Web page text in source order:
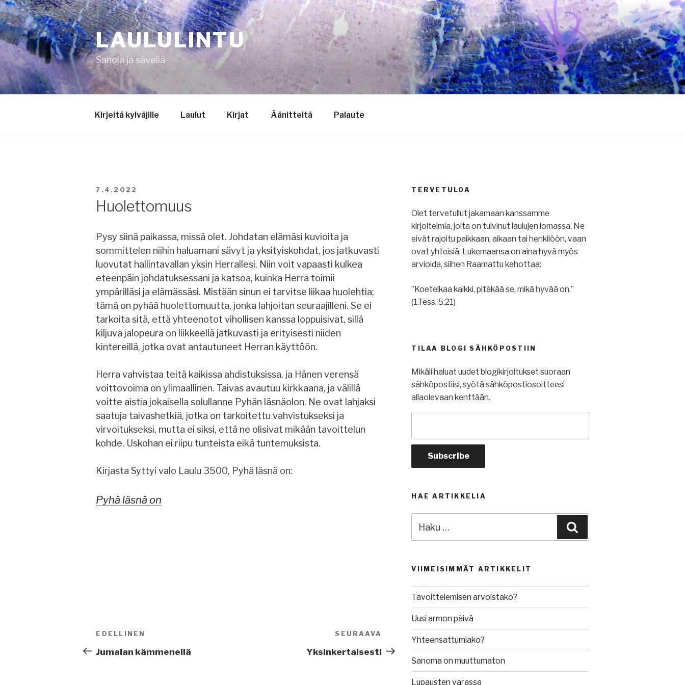
Siirry
sisältöön
LAULULINTU
Sanoja ja säveliä
Kirjeitä kylväjille Laulut Kirjat Äänitteitä Palaute
JULKAISTU
7.4.2022
Huolettomuus
Pysy siinä paikassa, missä olet. Johdatan elämäsi kuvioita ja
sommittelen niihin haluamani sävyt ja yksityiskohdat, jos jatkuvasti
luovutat hallintavallan yksin Herrallesi. Niin voit vapaasti kulkea
eteenpäin johdatuksessani ja katsoa, kuinka Herra toimii
ympärilläsi ja elämässäsi. Mistään sinun ei tarvitse liikaa huolehtia;
tämä on pyhää huolettomuutta, jonka lahjoitan seuraajilleni. Se ei
tarkoita sitä, että yhteenotot vihollisen kanssa loppuisivat, sillä
kiljuva jalopeura on liikkeellä jatkuvasti ja erityisesti niiden
kintereillä, jotka ovat antautuneet Herran käyttöön.
Herra vahvistaa teitä kaikissa ahdistuksissa, ja Hänen verensä
voittovoima on ylimaallinen. Taivas avautuu kirkkaana, ja välillä
voitte aistia jokaisella solullanne Pyhän läsnäolon. Ne ovat lahjaksi
saatuja taivashetkiä, jotka on tarkoitettu vahvistukseksi ja
virvoitukseksi, mutta ei siksi, että ne olisivat mikään tavoittelun
kohde. Uskohan ei riipu tunteista eikä tuntemuksista.
Kirjasta Syttyi valo Laulu 3500, Pyhä läsnä on:
Pyhä läsnä on
Artikkelien
selaus
Edellinen
artikkeli
EDELLINEN
Jumalan kämmenellä
Seuraava
artikkeli
SEURAAVA
Yksinkertaisesti
TERVETULOA
Olet tervetullut jakamaan kanssamme
kirjoitelmia, joita on tulvinut laulujen lomassa. Ne
eivät rajoitu paikkaan, aikaan tai henkilöön, vaan
ovat yhteisiä. Lukemaansa on aina hyvä myös
arvioida, siihen Raamattu kehottaa:
”Koetelkaa kaikki, pitäkää se, mikä hyvää on.”
(1.Tess. 5:21)
TILAA BLOGI SÄHKÖPOSTIIN
Mikäli haluat uudet blogikirjoitukset suoraan
sähköpostiisi, syötä sähköpostiosoitteesi
allaolevaan kenttään.
HAE ARTIKKELIA
VIIMEISIMMÄT ARTIKKELIT
Tavoittelemisen arvoistako?
Uusi armon päivä
Yhteensattumiako?
Sanoma on muuttumaton
Lupausten varassa